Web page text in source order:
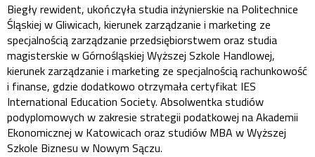
Biegły rewident, ukończyła studia inżynierskie na Politechnice
Śląskiej w Gliwicach, kierunek zarządzanie i marketing ze
specjalnością zarządzanie przedsiębiorstwem oraz studia
magisterskie w Górnośląskiej Wyższej Szkole Handlowej,
kierunek zarządzanie i marketing ze specjalnością rachunkowość
i finanse, gdzie dodatkowo otrzymała certyfikat IES
International Education Society. Absolwentka studiów
podyplomowych w zakresie strategii podatkowej na Akademii
Ekonomicznej w Katowicach oraz studiów MBA w Wyższej
Szkole Biznesu w Nowym Sączu.